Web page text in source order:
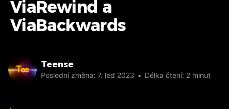
ViaRewind a
ViaBackwards
Teense
Poslední změna: 7. led 2023 • Délka čtení: 2 minut